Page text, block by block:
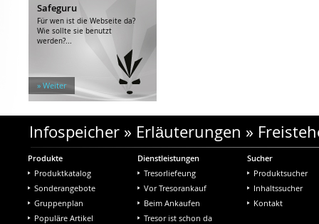
Safeguru
Für wen ist die Webseite da?
Wie sollte sie benutzt
werden?...
» Weiter
Infospeicher» Erläuterungen »
Produkte
Produktkatalog
Sonderangebote
Gruppenplan
Populäre Artikel
Dienstleistungen
Tresorliefeung
Vor Tresorankauf
Beim Ankaufen
Tresor ist schon da
Sucher
Produktsucher
Inhaltssucher
Kontakt